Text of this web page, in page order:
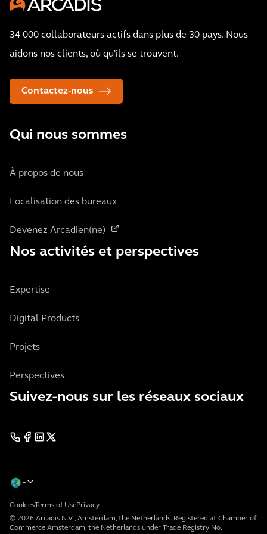
34 000 collaborateurs actifs dans plus de 30 pays. Nous
aidons nos clients, où qu'ils se trouvent.
Contactez-nous
Qui nous sommes
À propos de nous
Localisation des bureaux
Devenez Arcadien(ne)
Nos activités et perspectives
Expertise
Digital Products
Projets
Perspectives
Suivez-nous sur les réseaux sociaux
© 2026 Arcadis N.V., Amsterdam, the Netherlands. Registered at Chamber of
Commerce Amsterdam, the Netherlands under Trade Registry No.
CookiesTerms of UsePrivacy